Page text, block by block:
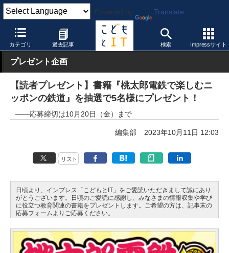
Powered by Translate
カテゴリ 過去記事 検索 Impressサイト
こどもとIT 製品・サービス
プレゼント企画
【読者プレゼント】書籍『桃太郎電鉄で楽しむニ
ッポンの鉄道』を抽選で5名様にプレゼント！
――応募締切は10月20日（金）まで
編集部 2023年10月11日 12:03
リスト
日頃より、インプレス「こどもとIT」をご愛読いただきまして誠にあり
がとうございます。日頃のご愛読に感謝し、みなさまの情報収集や学び
に役立つ教育関連の書籍をプレゼントします。ご希望の方は、記事末の
応募フォームよりご応募ください。